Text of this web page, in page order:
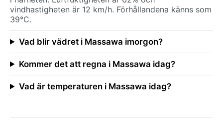
vindhastigheten är 12 km/h. Förhållandena känns som
39°C.
Vad blir vädret i Massawa imorgon?
Kommer det att regna i Massawa idag?
Vad är temperaturen i Massawa idag?